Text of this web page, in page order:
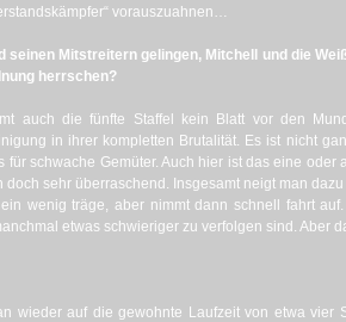
vorauszuahnen…
seinen Mitstreitern gelingen, Mitchell und die
herrschen?
auch die fünfte Staffel kein Blatt vor den
in ihrer kompletten Brutalität. Es ist nicht
für schwache Gemüter. Auch hier ist das eine oder
doch sehr überraschend. Insgesamt neigt man
wenig träge, aber nimmt dann schnell fahrt
etwas schwieriger zu verfolgen sind. Aber
wieder auf die gewohnte Laufzeit von etwa vier